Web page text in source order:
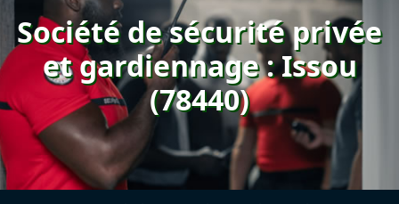
Société de sécurité privée
et gardiennage : Issou
(78440)